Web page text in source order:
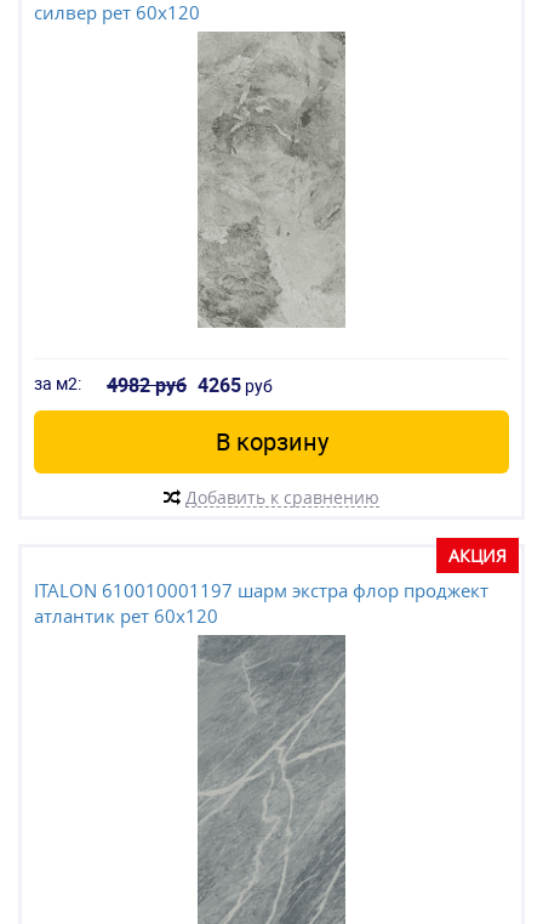
силвер рет 60x120
за м2: 4982 руб 4265 руб
В корзину
Добавить к сравнению
АКЦИЯ
ITALON 610010001197 шарм экстра флор проджект
атлантик рет 60x120